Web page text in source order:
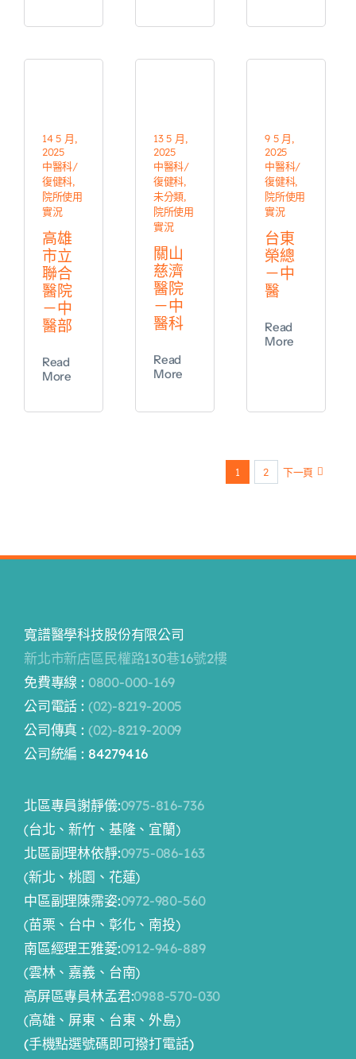
14 5 月,
2025
中醫科/
復健科,
院所使用
實況
高雄
市立
聯合
醫院
－中
醫部
Read
More
13 5 月,
2025
中醫科/
復健科,
未分類,
院所使用
實況
關山
慈濟
醫院
－中
醫科
Read
More
9 5 月,
2025
中醫科/
復健科,
院所使用
實況
台東
榮總
－中
醫
Read
More
1 2 下一頁
寬譜醫學科技股份有限公司
新北市新店區民權路130巷16號2樓
免費專線 : 0800-000-169
公司電話 : (02)-8219-2005
公司傳真 : (02)-8219-2009
公司統編 : 84279416
北區專員謝靜儀:0975-816-736
(台北、新竹、基隆、宜蘭)
北區副理林依靜:0975-086-163
(新北、桃園、花蓮)
中區副理陳霈姿:0972-980-560
(苗栗、台中、彰化、南投)
南區經理王雅菱:0912-946-889
(雲林、嘉義、台南)
高屏區專員林孟君:0988-570-030
(高雄、屏東、台東、外島)
(手機點選號碼即可撥打電話)